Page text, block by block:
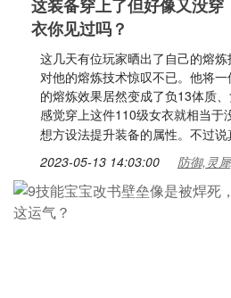
这装备穿上了但好像又没
衣你见过吗？
这几天有位玩家晒出了自己的熔
对他的熔炼技术惊叹不已。他将
的熔炼效果居然变成了负13体质
感觉穿上这件110级女衣就相当于
想方设法提升装备的属性。不过说
2023-05-13 14:03:00 防御,灵